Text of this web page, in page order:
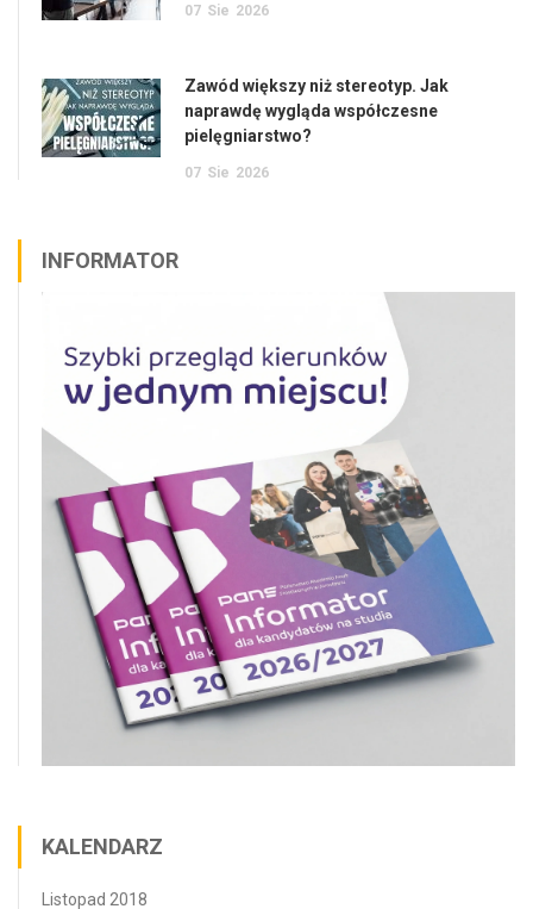
07 Sie 2026
Zawód większy niż stereotyp. Jak
naprawdę wygląda współczesne
pielęgniarstwo?
07 Sie 2026
INFORMATOR
KALENDARZ
Listopad 2018